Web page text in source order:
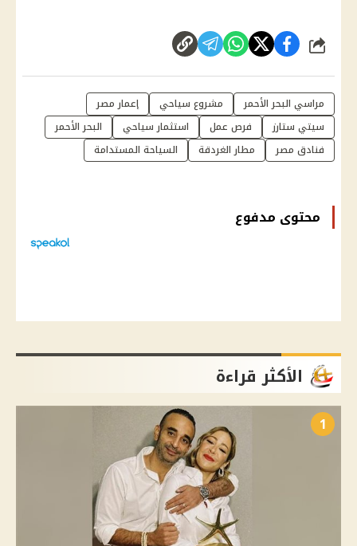
شارك
مراسي البحر الأحمر مشروع سياحي
إعمار مصر
سيتي ستارز
فرص عمل استثمار سياحي
البحر الأحمر
فنادق مصر
مطار الغردقة السياحة المستدامة
محتوى مدفوع
الأكثر قراءة
1